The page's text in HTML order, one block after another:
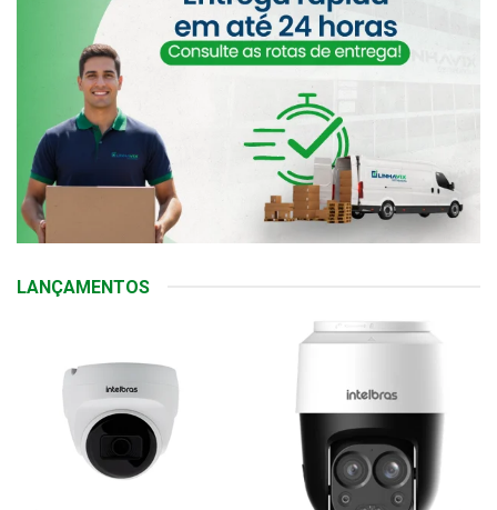
LANÇAMENTOS